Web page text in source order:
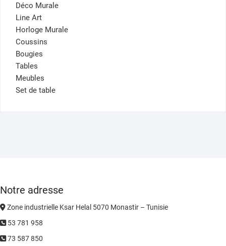
Déco Murale
Line Art
Horloge Murale
Coussins
Bougies
Tables
Meubles
Set de table
Notre adresse
Zone industrielle Ksar Helal 5070 Monastir – Tunisie
53 781 958
73 587 850